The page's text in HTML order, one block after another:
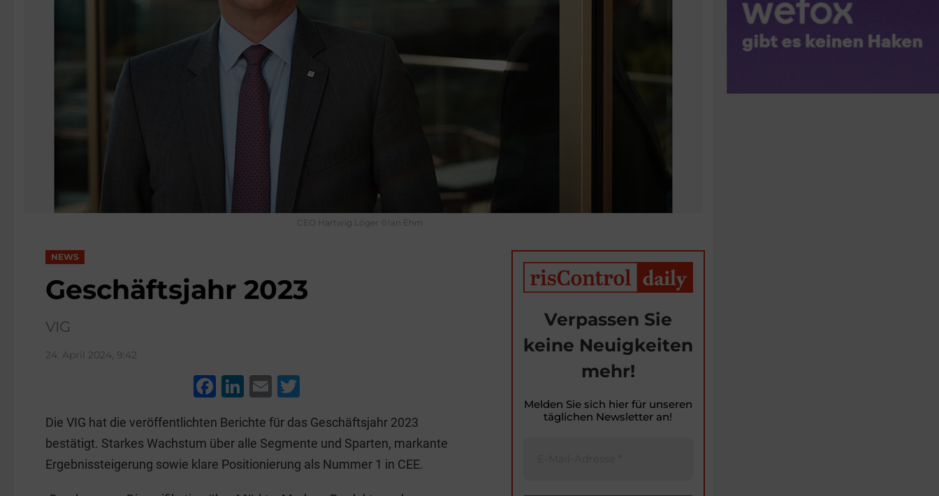
CEO Hartwig Löger ©Ian Ehm
NEWS
Geschäftsjahr 2023
VIG
24. April 2024, 9:42
F
c
e
b
Li
k
e
dI
E
ai
l
tt
er
Die VIG hat die veröffentlichten Berichte für das Geschäftsjahr 2023
bestätigt. Starkes Wachstum über alle Segmente und Sparten, markante
Ergebnissteigerung sowie klare Positionierung als Nummer 1 in CEE.
Verpassen Sie
keine Neuigkeiten
mehr!
Melden Sie sich hier für unseren
täglichen Newsletter an!